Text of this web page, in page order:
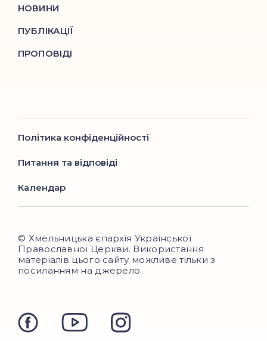
НОВИНИ
ПУБЛІКАЦІЇ
ПРОПОВІДІ
Політика конфіденційності
Питання та відповіді
Календар
© Хмельницька єпархія Української
Православної Церкви. Використання
матеріалів цього сайту можливе тільки з
посиланням на джерело.